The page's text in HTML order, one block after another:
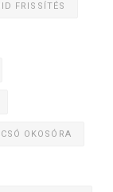
FRISSÍTÉS
OKOSÓRA